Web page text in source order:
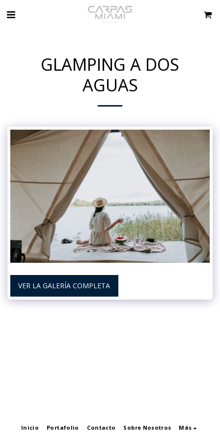
GLAMPING A DOS
AGUAS
VER LA GALERÍA COMPLETA
Inicio Portafolio Contacto Sobre Nosotros Más